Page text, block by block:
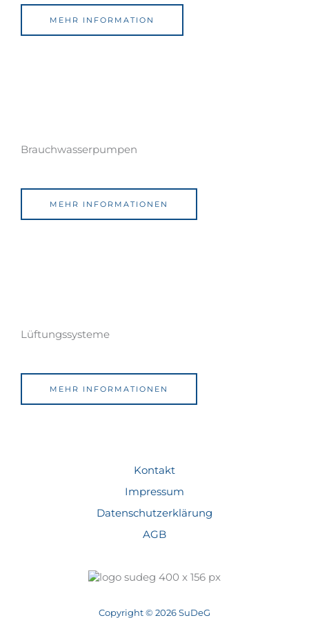
MEHR INFORMATION
Brauchwasserpumpen
MEHR INFORMATIONEN
Lüftungssysteme
MEHR INFORMATIONEN
Kontakt
Impressum
Datenschutzerklärung
AGB
Copyright © 2026 SuDeG